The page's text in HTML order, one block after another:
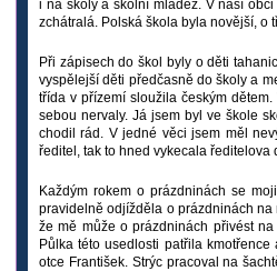
i na školy a školní mládež. V naší
zchátralá. Polská škola byla novější, o
Při zápisech do škol byly o děti
vyspělejší děti předčasně do školy a
třída v přízemí sloužila českým
sebou nervaly. Já jsem byl ve škole
chodil rád. V jedné věci jsem měl
ředitel, tak to hned vykecala ředitelova
Každým rokem o prázdninách se
pravidelně odjížděla o prázdninách na
že mě může o prázdninách přivést
Půlka této usedlosti patřila
otce František. Strýc pracoval na